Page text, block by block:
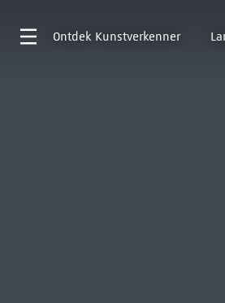
Ontdek Kunstverkenner